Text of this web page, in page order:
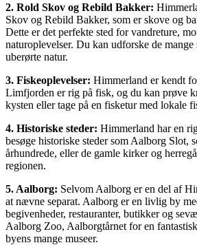
2. Rold Skov og Rebild Bakker:
Skov og Rebild Bakker, som er skove og
Dette er det perfekte sted for vandreture,
naturoplevelser. Du kan udforske de mange
uberørte natur.
3. Fiskeoplevelser: Himmerland er kendt
Limfjorden er rig på fisk, og du kan prøve
kysten eller tage på en fisketur med lokale
4. Historiske steder: Himmerland har en
besøge historiske steder som Aalborg Slot,
århundrede, eller de gamle kirker og
regionen.
5. Aalborg: Selvom Aalborg er en del af
at nævne separat. Aalborg er en livlig by
begivenheder, restauranter, butikker og
Aalborg Zoo, Aalborgtårnet for en
byens mange museer.